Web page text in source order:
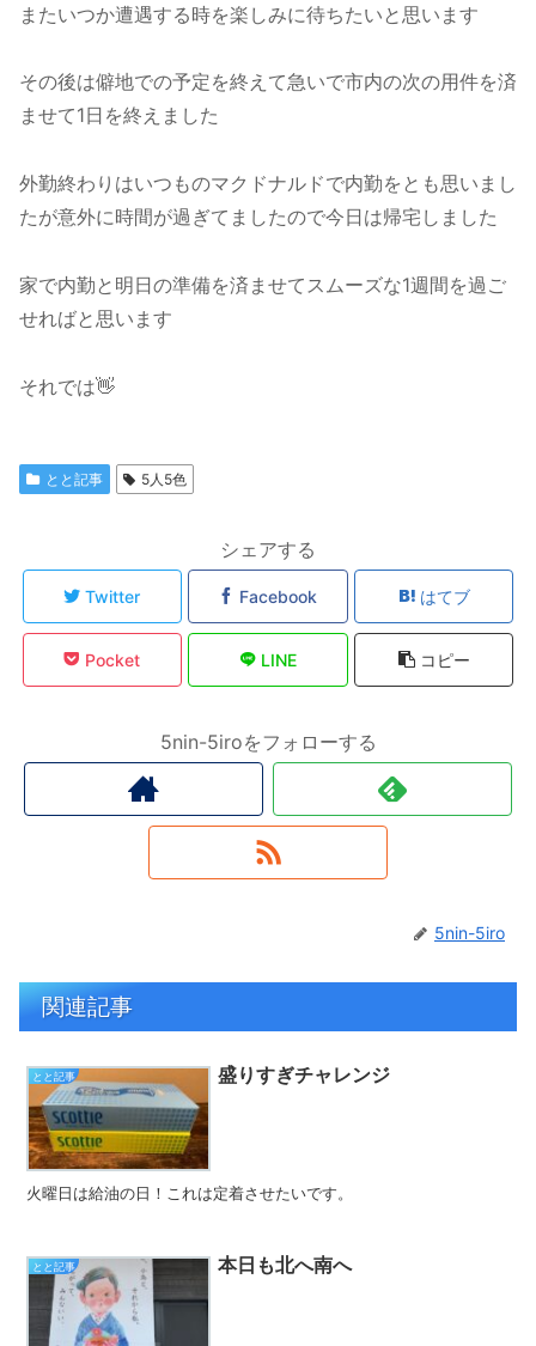
またいつか遭遇する時を楽しみに待ちたいと思います
その後は僻地での予定を終えて急いで市内の次の用件を済
ませて1日を終えました
外勤終わりはいつものマクドナルドで内勤をとも思いまし
たが意外に時間が過ぎてましたので今日は帰宅しました
家で内勤と明日の準備を済ませてスムーズな1週間を過ご
せればと思います
それでは👋
とと記事 5人5色
シェアする
Twitter Facebook はてブ
Pocket LINE コピー
5nin-5iroをフォローする
5nin-5iro
関連記事
とと記事 盛りすぎチャレンジ
火曜日は給油の日！これは定着させたいです。
とと記事 本日も北へ南へ